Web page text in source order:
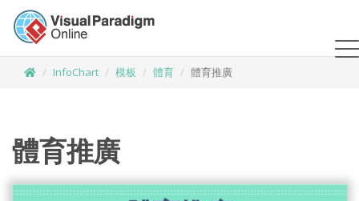
InfoChart 模板 體育 體育推廣
體育推廣